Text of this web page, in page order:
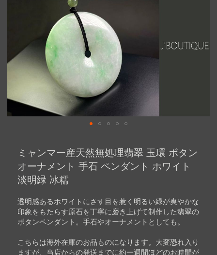
beginning
images
gallery
ミャンマー産天然無処理翡翠 玉環 ボタン
オーナメント 手石 ペンダント ホワイト
淡明緑 冰糯
透明感あるホワイトにさす目を惹く明るい緑が爽やかな
印象をもたらす原石を丁寧に磨き上げて制作した翡翠の
ボタンペンダント。手石やオーナメントとしても。
こちらは海外在庫のお品ものになります。大変恐れ入り
ますが、当店からの発送までに約一週間ほどのお時間が